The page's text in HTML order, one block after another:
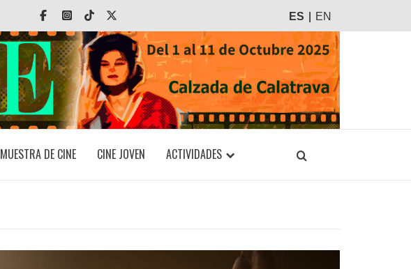
FacebookInstagram
Tiktok ES EN
MUESTRA DE CINE CINE JOVEN ACTIVIDADES